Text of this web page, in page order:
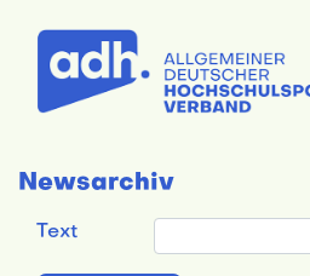
Newsarchiv
Text